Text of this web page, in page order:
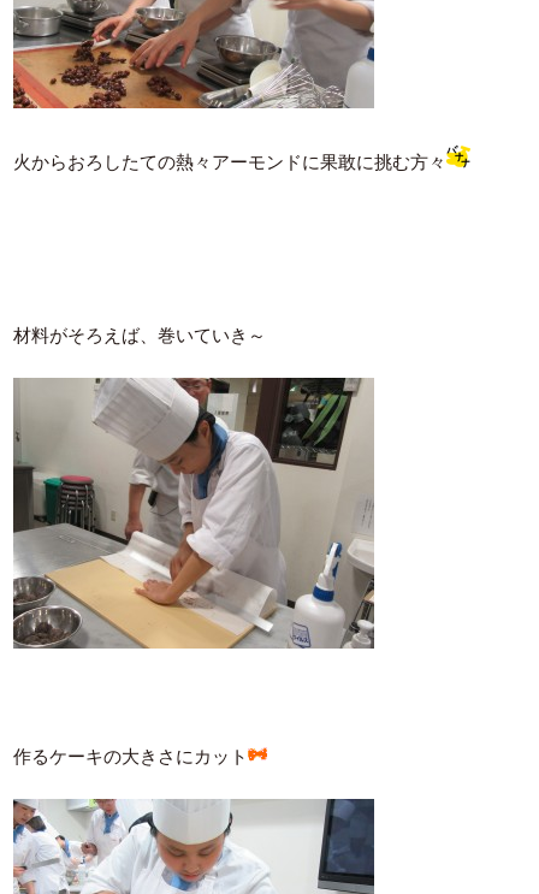
火からおろしたての熱々アーモンドに果敢に挑む方々
材料がそろえば、巻いていき～
作るケーキの大きさにカット